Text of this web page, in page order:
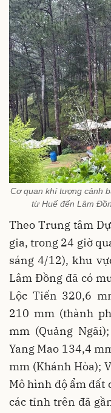
Cơ quan khí tượng cảnh
từ Huế đến Lâm
Theo Trung tâm
gia, trong 24 giờ
sáng 4/12), khu
Lâm Đồng đã có
Lộc Tiến 320,6
210 mm (thành
mm (Quảng
Yang Mao 134,4
mm (Khánh Hòa);
Mô hình độ ẩm đất
các tỉnh trên đã